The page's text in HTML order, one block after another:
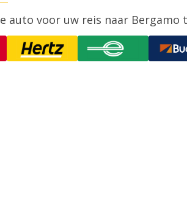
voor uw reis naar Bergamo